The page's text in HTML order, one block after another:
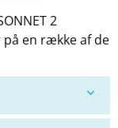
2
en række af de